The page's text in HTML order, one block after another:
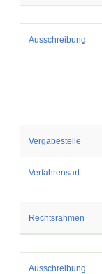
Ausschreibung
Vergabestelle
Verfahrensart
Rechtsrahmen
Ausschreibung